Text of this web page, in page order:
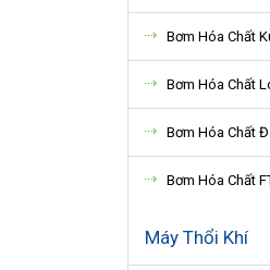
Bơm Hóa Chất
Bơm Hóa Chất
Bơm Hóa Chất
Bơm Hóa Chất
Máy Thổi Khí